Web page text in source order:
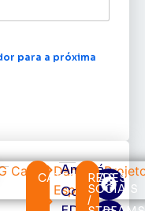
para a próxima
CATEGORIAS
Amapá
Cortes
REDES
SOCIAIS
/